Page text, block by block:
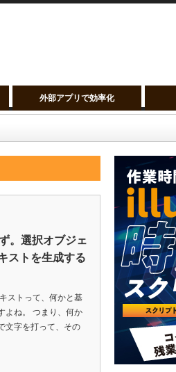
外部アプリで効率化
。選択オブジェ
ストを生成する
ストって、何かと基
よね。 つまり、何か
文字を打って、その